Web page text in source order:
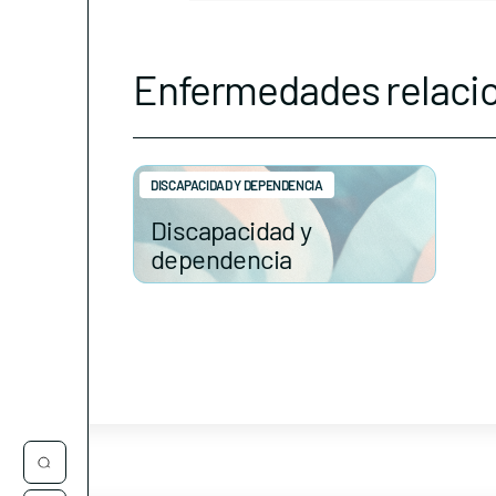
Enfermedades
Discapacidad y
dependencia
DISCAPACIDAD Y DEPENDENCIA